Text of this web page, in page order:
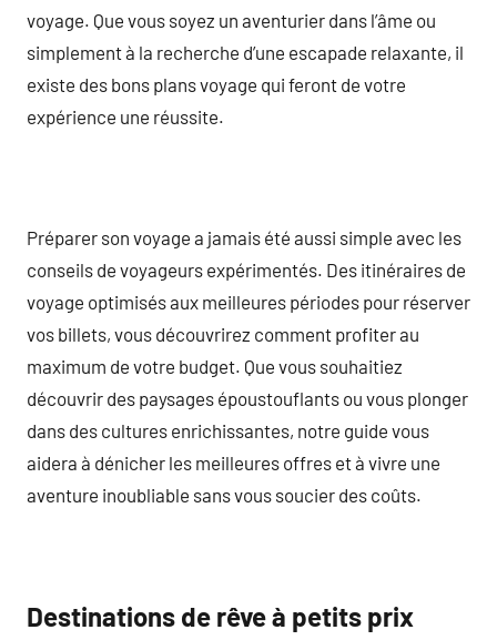
voyage. Que vous soyez un aventurier dans l’âme ou
simplement à la recherche d’une escapade relaxante, il
existe des bons plans voyage qui feront de votre
expérience une réussite.
Préparer son voyage a jamais été aussi simple avec les
conseils de voyageurs expérimentés. Des itinéraires de
voyage optimisés aux meilleures périodes pour réserver
vos billets, vous découvrirez comment profiter au
maximum de votre budget. Que vous souhaitiez
découvrir des paysages époustouflants ou vous plonger
dans des cultures enrichissantes, notre guide vous
aidera à dénicher les meilleures offres et à vivre une
aventure inoubliable sans vous soucier des coûts.
Destinations de rêve à petits prix